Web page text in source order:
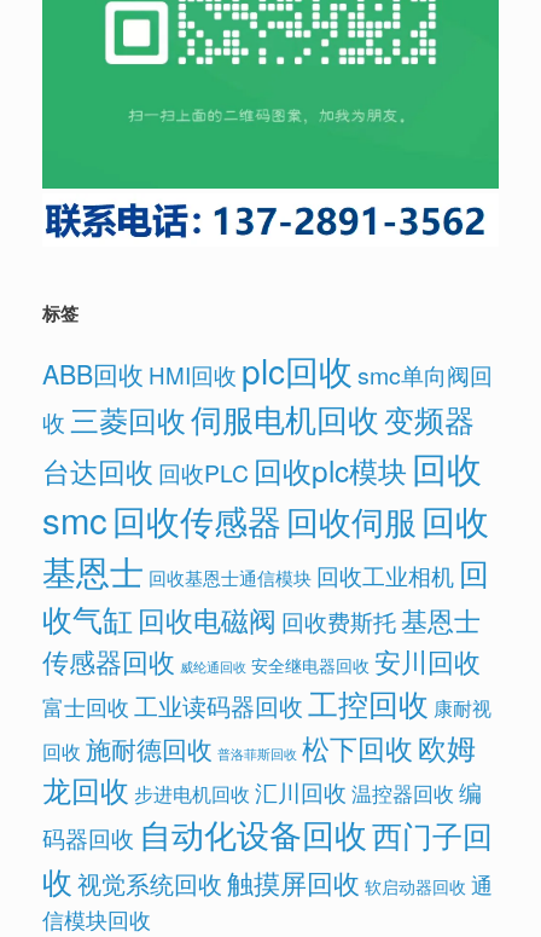
标签
ABB回收 HMI回收 plc回收 smc单向阀回
收三菱回收伺服电机回收变频器
台达回收 回收PLC 回收plc模块 回收
smc回收传感器回收伺服 回收
基恩士 回收基恩士通信模块 回收工业相机 回
收气缸 回收电磁阀 回收费斯托基恩士
传感器回收 威纶通回收 安全继电器回收 安川回收
富士回收工业读码器回收工控回收 康耐视
回收 施耐德回收 普洛菲斯回收 松下回收欧姆
龙回收 步进电机回收 汇川回收 温控器回收 编
码器回收 自动化设备回收西门子回
收视觉系统回收触摸屏回收 软启动器回收 通
信模块回收